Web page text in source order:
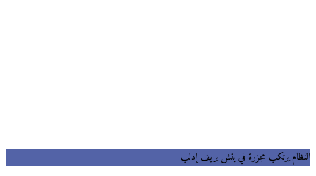
يرتكب مجزرة في بنش بريف إدلب